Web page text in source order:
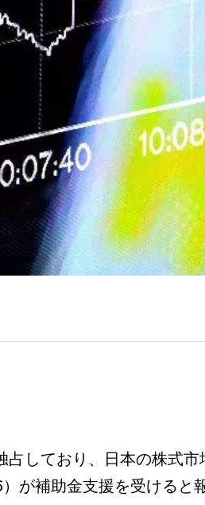
しており、日本の株式市
）が補助金支援を受けると